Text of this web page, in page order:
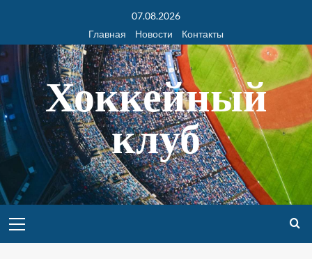
07.08.2026
Главная
Новости Контакты
Хоккейный
клуб